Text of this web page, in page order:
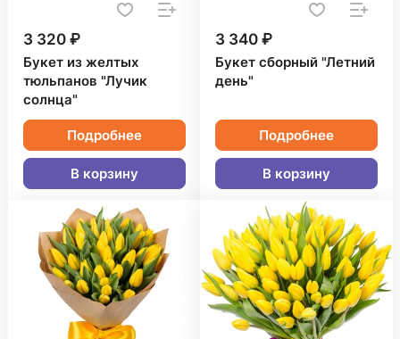
3 320 ₽
Букет из желтых
тюльпанов "Лучик
солнца"
Подробнее
В корзину
3 340 ₽
Букет сборный "Летний
день"
Подробнее
В корзину